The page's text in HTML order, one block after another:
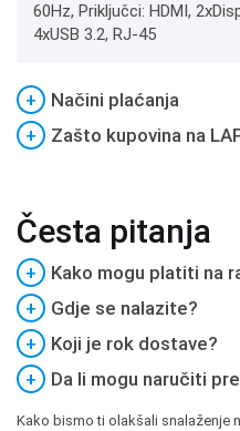
60Hz, Priključci: HDMI,
4xUSB 3.2, RJ-45
+
Načini plaćanja
+
Zašto kupovina na
Česta pitanja
+
Kako mogu platiti na
+
Gdje se nalazite?
+
Koji je rok dostave?
+
Da li mogu naručiti
Kako bismo ti olakšali snalaženje